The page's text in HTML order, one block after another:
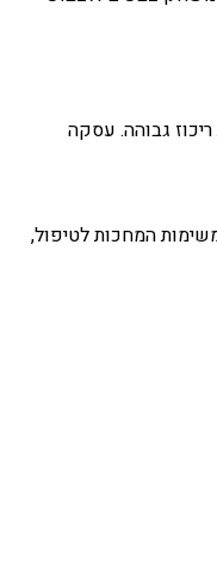
גבוהה. עסקה
המחכות לטיפול,